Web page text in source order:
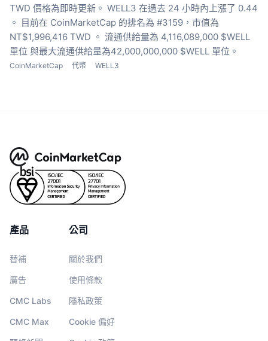
TWD 價格為即時更新。 WELL3 在過去 24 小時內上漲了 0.44
。 目前在 CoinMarketCap 的排名為 #3159，市值為
NT$1,996,416 TWD 。 流通供給量為 4,116,089,000 $WELL
單位 與最大流通供給量為42,000,000,000 $WELL 單位。
CoinMarketCap 代幣 WELL3
產品
替補
廣告
CMC Labs
CMC Max
公司
關於我們
使用條款
隱私政策
Cookie 偏好